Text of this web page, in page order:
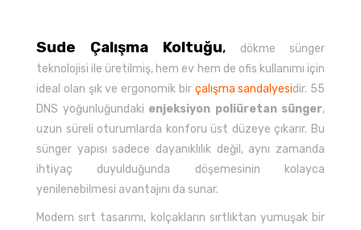
Sude Çalışma Koltuğu, dökme sünger
teknolojisi ile üretilmiş, hem ev hem de ofis kullanımı için
ideal olan şık ve ergonomik bir çalışma sandalyesidir. 55
DNS yoğunluğundaki enjeksiyon poliüretan sünger,
uzun süreli oturumlarda konforu üst düzeye çıkarır. Bu
sünger yapısı sadece dayanıklılık değil, aynı zamanda
ihtiyaç duyulduğunda döşemesinin kolayca
yenilenebilmesi avantajını da sunar.
Modern sırt tasarımı, kolçakların sırtlıktan yumuşak bir